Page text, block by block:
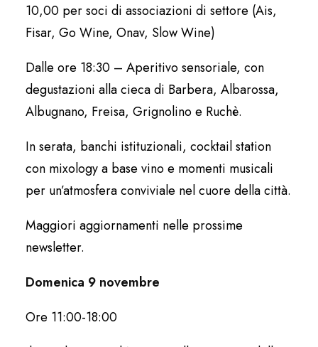
10,00 per soci di associazioni di settore (Ais,
Fisar, Go Wine, Onav, Slow Wine)
Dalle ore 18:30 – Aperitivo sensoriale, con
degustazioni alla cieca di Barbera, Albarossa,
Albugnano, Freisa, Grignolino e Ruchè.
In serata, banchi istituzionali, cocktail station
con mixology a base vino e momenti musicali
per un’atmosfera conviviale nel cuore della città.
Maggiori aggiornamenti nelle prossime
newsletter.
Domenica 9 novembre
Ore 11:00-18:00